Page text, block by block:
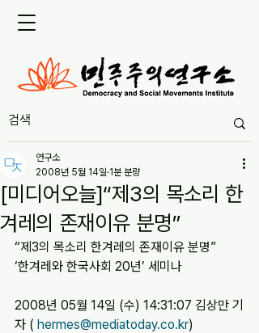
[미디어오늘]“제3의 목소리 한
겨레의 존재이유 분명”
연구소
2008년 5월 14일 1분 분량
“제3의 목소리 한겨레의 존재이유 분명”
‘한겨레와 한국사회 20년’ 세미나
2008년 05월 14일 (수) 14:31:07 김상만 기
자 ( hermes@mediatoday.co.kr)